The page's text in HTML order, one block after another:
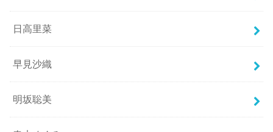
日高里菜
早見沙織
明坂聡美